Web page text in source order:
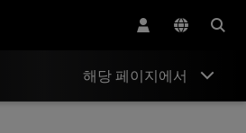
해당 페이지에서